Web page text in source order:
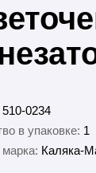
510-0234
в упаковке: 1
марка: Каляка-